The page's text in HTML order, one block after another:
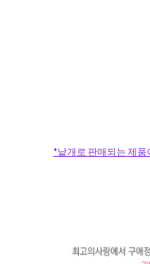
*낱개로 판매되는 제